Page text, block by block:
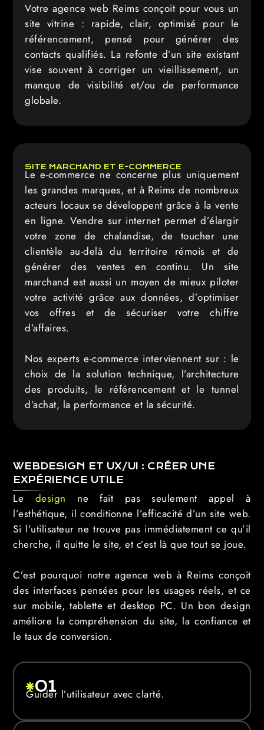
Votre agence web Reims conçoit pour vous un
site vitrine : rapide, clair, optimisé pour le
référencement, pensé pour générer des
contacts qualifiés. La refonte d’un site existant
vise souvent à corriger un vieillissement, un
manque de visibilité et/ou de performance
globale.
SITE MARCHAND ET E-COMMERCE
Le e-commerce ne concerne plus uniquement
les grandes marques, et à Reims de nombreux
acteurs locaux se développent grâce à la vente
en ligne. Vendre sur internet permet d’élargir
votre zone de chalandise, de toucher une
clientèle au-delà du territoire rémois et de
générer des ventes en continu. Un site
marchand est aussi un moyen de mieux piloter
votre activité grâce aux données, d’optimiser
vos offres et de sécuriser votre chiffre
d’affaires.
Nos experts e-commerce interviennent sur : le
choix de la solution technique, l’architecture
des produits, le référencement et le tunnel
d’achat, la performance et la sécurité.
WEBDESIGN ET UX/UI : CRÉER UNE
EXPÉRIENCE UTILE
Le design ne fait pas seulement appel à
l’esthétique, il conditionne l’efficacité d’un site web.
Si l’utilisateur ne trouve pas immédiatement ce qu’il
cherche, il quitte le site, et c’est là que tout se joue.
C’est pourquoi notre agence web à Reims conçoit
des interfaces pensées pour les usages réels, et ce
sur mobile, tablette et desktop PC. Un bon design
améliore la compréhension du site, la confiance et
le taux de conversion.
01
Guider l’utilisateur avec clarté.